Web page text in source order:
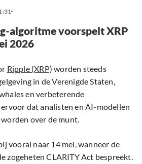
algoritme voorspelt XRP
2026
Ripple (XRP) worden steeds
in de Verenigde Staten,
en verbeterende
dat analisten en AI-modellen
over de munt.
vooral naar 14 mei, wanneer de
zogeheten CLARITY Act bespreekt.